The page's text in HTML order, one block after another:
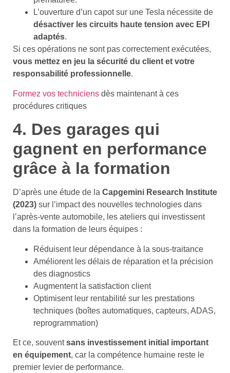
L’ouverture d’un capot sur une Tesla nécessite de
désactiver les circuits haute tension avec EPI
adaptés.
Si ces opérations ne sont pas correctement exécutées,
vous mettez en jeu la sécurité du client et votre
responsabilité professionnelle.
Formez vos techniciens dès maintenant à ces
procédures critiques
4. Des garages qui
gagnent en performance
grâce à la formation
D’après une étude de la Capgemini Research Institute
(2023) sur l’impact des nouvelles technologies dans
l’après-vente automobile, les ateliers qui investissent
dans la formation de leurs équipes :
Réduisent leur dépendance à la sous-traitance
Améliorent les délais de réparation et la précision
des diagnostics
Augmentent la satisfaction client
Optimisent leur rentabilité sur les prestations
techniques (boîtes automatiques, capteurs, ADAS,
reprogrammation)
Et ce, souventsans investissement initial important
en équipement, car la compétence humaine reste le
premier levier de performance.